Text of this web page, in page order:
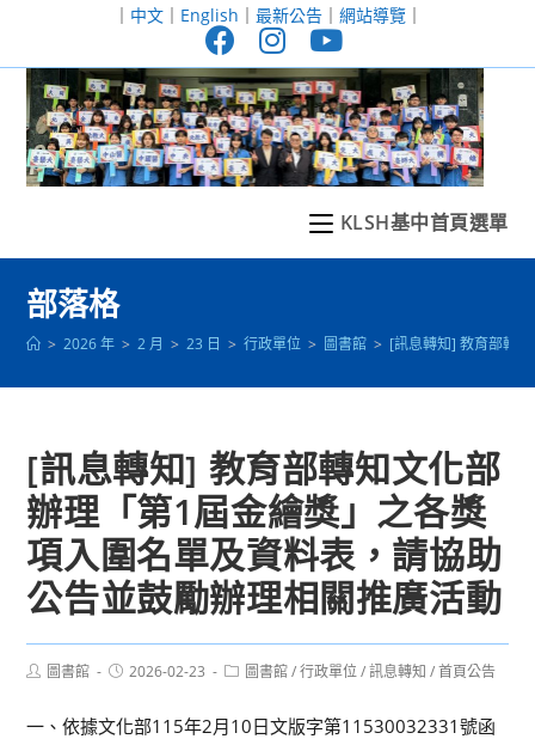
至
｜ 中文｜ English ｜ 最新公告｜ 網站導覽｜
KLSH基中首頁選單
部落格
> 2026 年 > 2 月 > 23 日 > 行政單位 > 圖書館 > [訊息轉知] 教育部轉
[訊息轉知] 教育部轉知文化部
辦理「第1屆金繪獎」之各獎
項入圍名單及資料表，請協助
公告並鼓勵辦理相關推廣活動
Post圖書館
Post2026-02-23
Post圖書館 / 行政單位 / 訊息轉知 / 首頁公告
一、依據文化部115年2月10日文版字第11530032331號函